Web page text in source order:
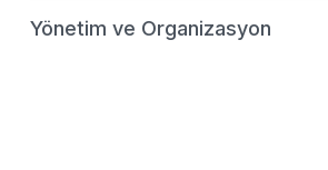
Yönetim ve Organizasyon